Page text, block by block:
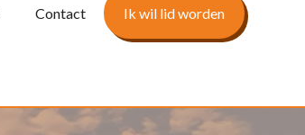
Contact Ik wil lid worden